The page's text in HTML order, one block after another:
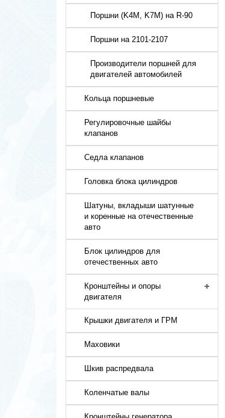
Поршни (K4M, K7M) на R-90
Поршни на 2101-2107
Производители поршней для
двигателей автомобилей
Кольца поршневые
Регулировочные шайбы
клапанов
Седла клапанов
Головка блока цилиндров
Шатуны, вкладыши шатунные
и коренные на отечественные
авто
Блок цилиндров для
отечественных авто
Кронштейны и опоры
двигателя
Крышки двигателя и ГРМ
Маховики
Шкив распредвала
Коленчатые валы